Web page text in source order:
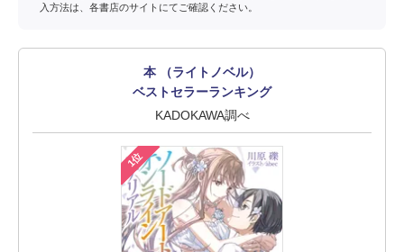
入方法は、各書店のサイトにてご確認ください。
本 （ライトノベル）
ベストセラーランキング
KADOKAWA調べ
1位